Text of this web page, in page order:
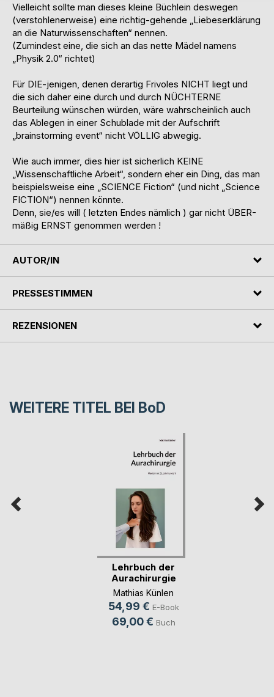
Vielleicht sollte man dieses kleine Büchlein deswegen
(verstohlenerweise) eine richtig-gehende „Liebeserklärung
an die Naturwissenschaften“ nennen.
(Zumindest eine, die sich an das nette Mädel namens
„Physik 2.0“ richtet)
Für DIE-jenigen, denen derartig Frivoles NICHT liegt und
die sich daher eine durch und durch NÜCHTERNE
Beurteilung wünschen würden, wäre wahrscheinlich auch
das Ablegen in einer Schublade mit der Aufschrift
„brainstorming event“ nicht VÖLLIG abwegig.
Wie auch immer, dies hier ist sicherlich KEINE
„Wissenschaftliche Arbeit“, sondern eher ein Ding, das man
beispielsweise eine „SCIENCE Fiction“ (und nicht „Science
FICTION“) nennen könnte.
Denn, sie/es will ( letzten Endes nämlich ) gar nicht ÜBER-
mäßig ERNST genommen werden !
AUTOR/IN
PRESSESTIMMEN
REZENSIONEN
WEITERE TITEL BEI BoD
Lehrbuch der
Aurachirurgie
Mathias Künlen
54,99 € E-Book
69,00 € Buch